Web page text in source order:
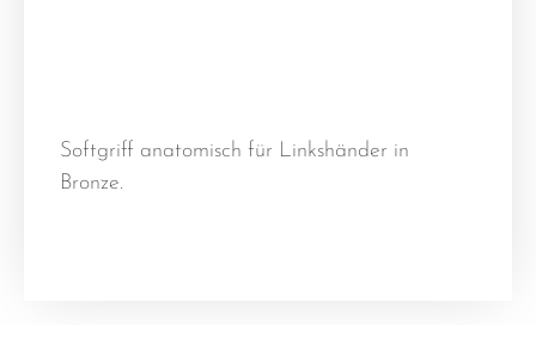
Softgriff anatomisch für Linkshänder in
Bronze.